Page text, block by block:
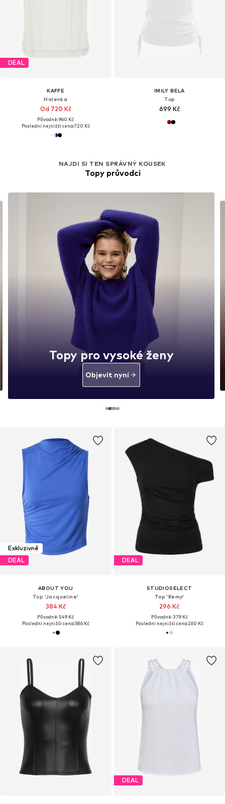
DEAL
KAFFE
Halenka
Od 720 Kč
Původně: 960 Kč
Poslední nejnižší cena:720 Kč
IMILY BELA
Top
699 Kč
Exkluzivně
DEAL
ABOUT YOU
Top 'Jacqueline'
384 Kč
Původně: 549 Kč
Poslední nejnižší cena:386 Kč
DEAL
STUDIOSELECT
Top 'Remy'
296 Kč
Původně: 379 Kč
Poslední nejnižší cena:260 Kč
DEAL
NAJDI SI TEN SPRÁVNÝ KOUSEK
Topy průvodci
Topy pro vysoké ženy
Objevit nyní